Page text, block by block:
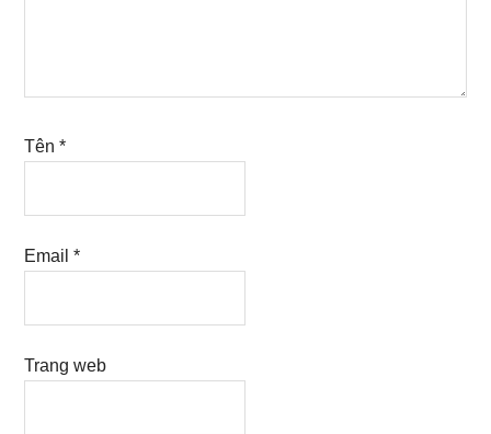
Tên*
Email*
Trang web